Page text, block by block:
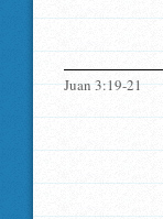
Juan 3:19-21